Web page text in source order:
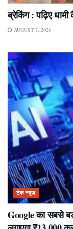
ब्रेकिंग : पढ़िए
AUGUST 7, 2026
टेक न्यूज़
Google का सबसे